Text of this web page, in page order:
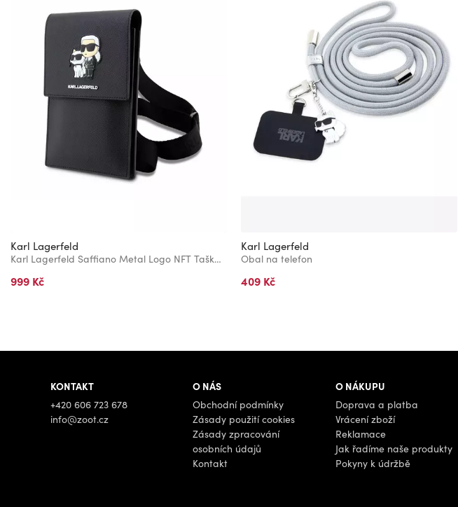
Karl Lagerfeld
Karl Lagerfeld Saffiano Metal Logo NFT Taška na Telefon Black
999 Kč
Karl Lagerfeld
Obal na telefon
409 Kč
KONTAKT
+420 606 723 678
info@zoot.cz
O NÁS
Obchodní podmínky
Zásady použití cookies
Zásady zpracování
osobních údajů
Kontakt
O NÁKUPU
Doprava a platba
Vrácení zboží
Reklamace
Jak řadíme naše produkty
Pokyny k údržbě